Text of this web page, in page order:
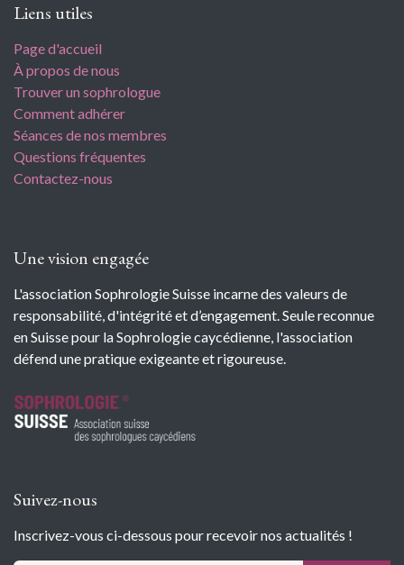
Liens utiles
Page d'accueil
À propos de nous
Trouver un sophrologue
Comment adhérer
Séances de nos membres
Questions fréquentes
Contactez-nous
Une vision engagée
L'association Sophrologie Suisse incarne des valeurs de
responsabilité, d'intégrité et d’engagement. Seule reconnue
en Suisse pour la Sophrologie caycédienne, l'association
défend une pratique exigeante et rigoureuse.
Suivez-nous
Inscrivez-vous ci-dessous pour recevoir nos actualités !